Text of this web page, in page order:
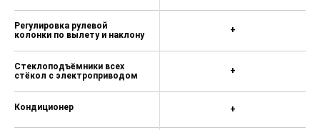
Регулировка рулевой
колонки по вылету и наклону
Стеклоподъёмники всех
стёкол с электроприводом
Кондиционер
+
+
+